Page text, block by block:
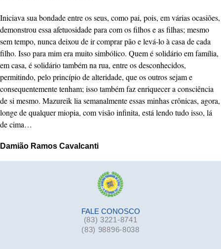
Iniciava sua bondade entre os seus, como pai, pois, em várias ocasiões,
demonstrou essa afetuosidade para com os filhos e as filhas; mesmo
sem tempo, nunca deixou de ir comprar pão e levá-lo à casa de cada
filho. Isso para mim era muito simbólico. Quem é solidário em família,
em casa, é solidário também na rua, entre os desconhecidos,
permitindo, pelo princípio de alteridade, que os outros sejam e
consequentemente tenham; isso também faz enriquecer a consciência
de si mesmo. Mazureik lia semanalmente essas minhas crônicas, agora,
longe de qualquer miopia, com visão infinita, está lendo tudo isso, lá
de cima…
Damião Ramos Cavalcanti
FALE CONOSCO
(83) 3221-8741
(83) 98896-8038